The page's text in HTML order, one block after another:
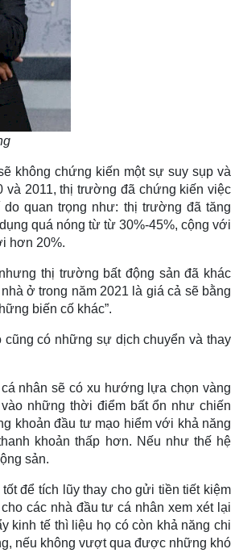
không chứng kiến một sự suy sụp và
và 2011, thị trường đã chứng kiến việc
quan trọng như: thị trường đã tăng
quá nóng từ từ 30%-45%, cộng với
hơn 20%.
thị trường bất động sản đã khác
ở trong năm 2021 là giá cả sẽ bằng
biến cố khác”.
có những sự dịch chuyển và thay
nhân sẽ có xu hướng lựa chọn vàng
những thời điểm bất ổn như chiến
khoản đầu tư mạo hiểm với khả năng
khoản thấp hơn. Nếu như thế hệ
sản.
để tích lũy thay cho gửi tiền tiết kiệm
các nhà đầu tư cá nhân xem xét lại
kinh tế thì liệu họ có còn khả năng chi
nếu không vượt qua được những khó